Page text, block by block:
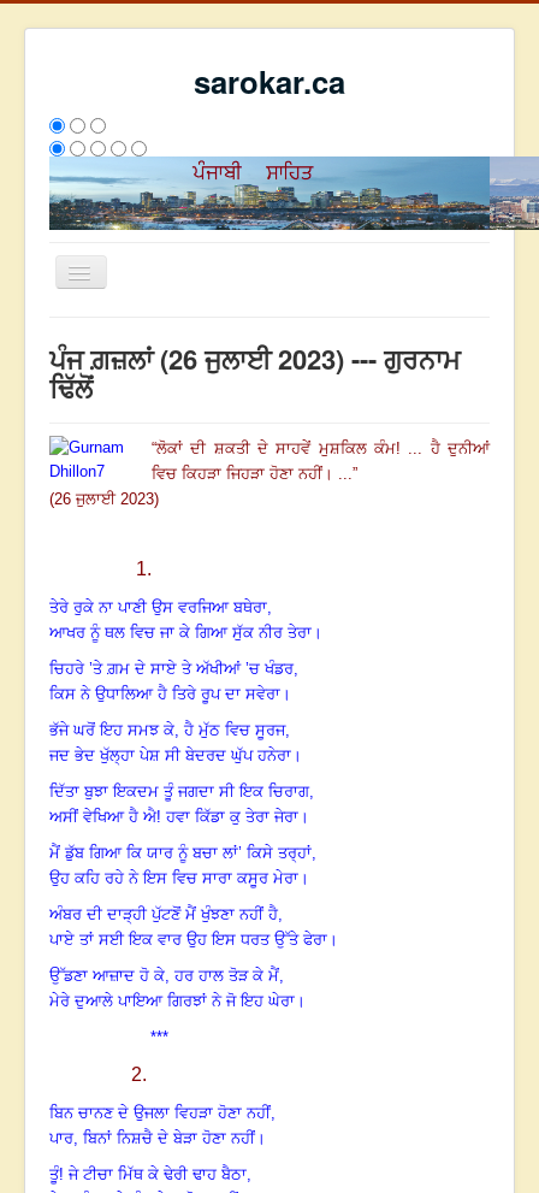
sarokar.ca
Toggle
ਰਚਨਾਵਾਂ
ਸੰਪਰਕ
We have 64 guests and no members online
ਪੰਜ ਗ਼ਜ਼ਲਾਂ (26 ਜੁਲਾਈ 2023) --- ਗੁਰਨਾਮ
ਢਿੱਲੋਂ
“ਲੋਕਾਂ ਦੀ ਸ਼ਕਤੀ ਦੇ ਸਾਹਵੇਂ ਮੁਸ਼ਕਿਲ ਕੰਮ! ... ਹੈ ਦੁਨੀਆਂ
ਵਿਚ ਕਿਹੜਾ ਜਿਹੜਾ ਹੋਣਾ ਨਹੀਂ। ...”
(26 ਜੁਲਾਈ 2023)
1.
ਤੇਰੇ ਰੁਕੇ ਨਾ ਪਾਣੀ ਉਸ ਵਰਜਿਆ ਬਥੇਰਾ,
ਆਖਰ ਨੂੰ ਥਲ ਵਿਚ ਜਾ ਕੇ ਗਿਆ ਸੁੱਕ ਨੀਰ ਤੇਰਾ ।
ਚਿਹਰੇ ’ਤੇ ਗ਼ਮ ਦੇ ਸਾਏ ਤੇ ਅੱਖੀਆਂ ’ਚ ਖੰਡਰ,
ਕਿਸ ਨੇ ਉਧਾਲਿਆ ਹੈ ਤਿਰੇ ਰੂਪ ਦਾ ਸਵੇਰਾ।
ਭੱਜੇ ਘਰੋਂ ਇਹ ਸਮਝ ਕੇ, ਹੈ ਮੁੱਠ ਵਿਚ ਸੂਰਜ,
ਜਦ ਭੇਦ ਖੁੱਲ੍ਹਾ ਪੇਸ਼ ਸੀ ਬੇਦਰਦ ਘੁੱਪ ਹਨੇਰਾ।
ਦਿੱਤਾ ਬੁਝਾ ਇਕਦਮ ਤੂੰ ਜਗਦਾ ਸੀ ਇਕ ਚਿਰਾਗ,
ਅਸੀਂ ਵੇਖਿਆ ਹੈ ਐ! ਹਵਾ ਕਿੱਡਾ ਕੁ ਤੇਰਾ ਜੇਰਾ ।
ਮੈਂ ਡੁੱਬ ਗਿਆ ਕਿ ਯਾਰ ਨੂੰ ਬਚਾ ਲਾਂ’ ਕਿਸੇ ਤਰ੍ਹਾਂ,
ਉਹ ਕਹਿ ਰਹੇ ਨੇ ਇਸ ਵਿਚ ਸਾਰਾ ਕਸੂਰ ਮੇਰਾ।
ਅੰਬਰ ਦੀ ਦਾੜ੍ਹੀ ਪੁੱਟਣੋਂ ਮੈਂ ਖੁੰਝਣਾ ਨਹੀਂ ਹੈ,
ਪਾਏ ਤਾਂ ਸਈ ਇਕ ਵਾਰ ਉਹ ਇਸ ਧਰਤ ਉੱਤੇ ਫੇਰਾ।
ਉੱਡਣਾ ਆਜ਼ਾਦ ਹੋ ਕੇ, ਹਰ ਹਾਲ ਤੋੜ ਕੇ ਮੈਂ,
ਮੇਰੇ ਦੁਆਲੇ ਪਾਇਆ ਗਿਰਝਾਂ ਨੇ ਜੋ ਇਹ ਘੇਰਾ।
***
2.
ਬਿਨ ਚਾਨਣ ਦੇ ਉਜਲਾ ਵਿਹੜਾ ਹੋਣਾ ਨਹੀਂ,
ਪਾਰ, ਬਿਨਾਂ ਨਿਸ਼ਚੈ ਦੇ ਬੇੜਾ ਹੋਣਾ ਨਹੀਂ।
ਤੂੰ! ਜੇ ਟੀਚਾ ਮਿੱਥ ਕੇ ਢੇਰੀ ਢਾਹ ਬੈਠਾ,